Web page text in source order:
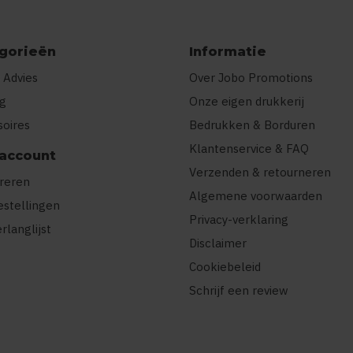
Informatie
Over Jobo Promotions
Onze eigen drukkerij
Bedrukken & Borduren
Klantenservice & FAQ
Verzenden & retourneren
Algemene voorwaarden
Privacy-verklaring
Disclaimer
Cookiebeleid
Schrijf een review